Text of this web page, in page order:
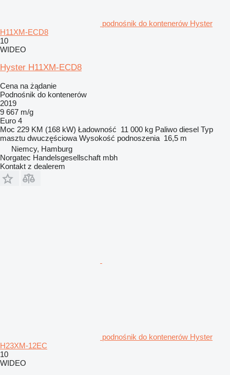
podnośnik do kontenerów Hyster
H11XM-ECD8
10
WIDEO
Hyster H11XM-ECD8
Cena na żądanie
Podnośnik do kontenerów
2019
9 667 m/g
Euro 4
Moc 229 KM (168 kW) Ładowność 11 000 kg Paliwo diesel Typ
masztu dwuczęściowa Wysokość podnoszenia 16,5 m
Niemcy, Hamburg
Norgatec Handelsgesellschaft mbh
Kontakt z dealerem
podnośnik do kontenerów Hyster
H23XM-12EC
10
WIDEO